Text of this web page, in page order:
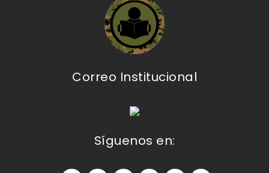
Correo Institucional
Síguenos en: